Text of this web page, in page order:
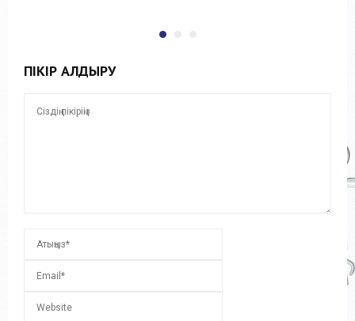
ПІКІР ҚАЛДЫРУ